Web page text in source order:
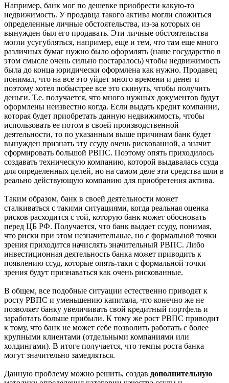
Например, банк мог по дешевке приобрести какую-то
недвижимость. У продавца такого актива могли сложиться
определенные личные обстоятельства, из-за которых он
вынужден был его продавать. Эти личные обстоятельства
могли усугубляться, например, еще и тем, что там еще много
различных бумаг нужно было оформлять (наше государство в
этом смысле очень сильно постаралось) чтобы недвижимость
была до конца юридически оформлена как нужно. Продавец
понимал, что на все это уйдет много времени и денег и
поэтому хотел побыстрее все это скинуть, чтобы получить
деньги. Т.е. получается, что много нужных документов будут
оформлены неизвестно когда. Если выдать кредит компании,
которая будет приобретать данную недвижимость, чтобы
использовать ее потом в своей производственной
деятельности, то по указанным выше причинам банк будет
вынужден признать эту ссуду очень рискованной, а значит
сформировать большой РВПС. Поэтому опять приходилось
создавать техническую компанию, которой выдавалась ссуда
для определенных целей, но на самом деле эти средства шли в
реально действующую компанию для приобретения актива.
Таким образом, банк в своей деятельности может
сталкиваться с такими ситуациями, когда реальная оценка
рисков расходится с той, которую банк может обосновать
перед ЦБ РФ. Получается, что банк выдает ссуду, понимая,
что риски при этом незначительные, но с формальной точки
зрения приходится начислять значительный РВПС. Либо
инвестиционная деятельность банка может приводить к
появлению ссуд, которые опять-таки с формальной точки
зрения будут признаваться как очень рискованные.
В общем, все подобные ситуации естественно приводят к
росту РВПС и уменьшению капитала, что конечно же не
позволяет банку увеличивать свой кредитный портфель и
заработать больше прибыли. К тому же рост РВПС приводит
к тому, что банк не может себе позволить работать с более
крупными клиентами (отдельными компаниями или
холдингами). В итоге получается, что темпы роста банка
могут значительно замедляться.
Данную проблему можно решить, создав дополнительную